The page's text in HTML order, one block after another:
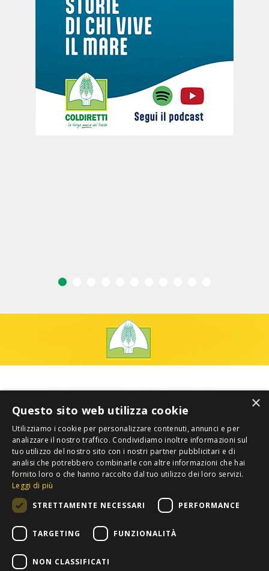
×
Questo sito web utilizza cookie
Utilizziamo i cookie per personalizzare contenuti, annunci e per
analizzare il nostro traffico. Condividiamo inoltre informazioni sul
tuo utilizzo del nostro sito con i nostri partner pubblicitari e di
analisi che potrebbero combinarle con altre informazioni che hai
fornito loro o che hanno raccolto dal tuo utilizzo dei loro servizi.
Leggi di più
STRETTAMENTE NECESSARI
PERFORMANCE
TARGETING FUNZIONALITÀ
NON CLASSIFICATI